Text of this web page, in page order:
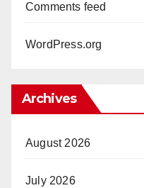
Comments feed
WordPress.org
Archives
August 2026
July 2026